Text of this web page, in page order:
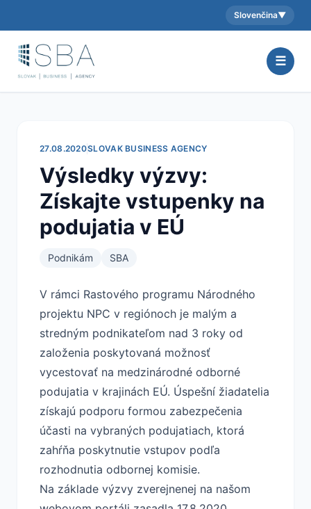
Aktuálny jazyk:
Slovenčina▼
☰
27.08.2020SLOVAK BUSINESS AGENCY
Výsledky výzvy:
Získajte vstupenky na
podujatia v EÚ
Podnikám SBA
V rámci Rastového programu Národného
projektu NPC v regiónoch je malým a
stredným podnikateľom nad 3 roky od
založenia poskytovaná možnosť
vycestovať na medzinárodné odborné
podujatia v krajinách EÚ. Úspešní žiadatelia
získajú podporu formou zabezpečenia
účasti na vybraných podujatiach, ktorá
zahŕňa poskytnutie vstupov podľa
rozhodnutia odbornej komisie.
Na základe výzvy zverejnenej na našom